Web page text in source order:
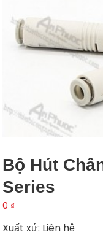
Bộ Hút
Series
0 ₫
Xuất xứ: Liên hệ